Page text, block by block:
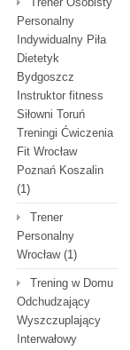
Personalny
Indywidualny Piła
Dietetyk
Bydgoszcz
Instruktor fitness
Siłowni Toruń
Treningi Ćwiczenia
Fit Wrocław
Poznań Koszalin
(1)
Trener
Personalny
Wrocław(1)
Trening w Domu
Odchudzający
Wyszczuplający
Interwałowy